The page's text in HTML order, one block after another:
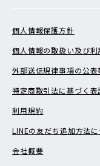
個人情報保護方針
個人情報の取扱い及び
外部送信規律事項の公表
特定商取引法に基づく表
利用規約
LINEの友だち追加方法
会社概要